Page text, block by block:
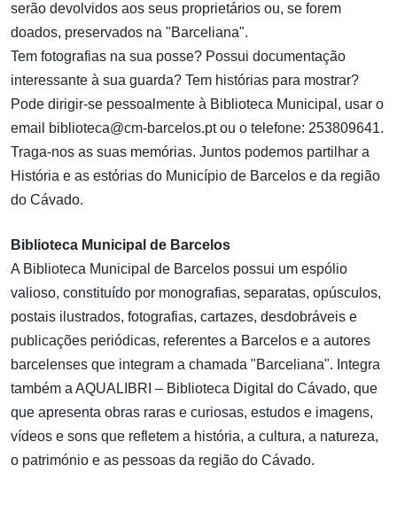
serão devolvidos aos seus proprietários ou, se forem
doados, preservados na "Barceliana".
Tem fotografias na sua posse? Possui documentação
interessante à sua guarda? Tem histórias para mostrar?
Pode dirigir-se pessoalmente à Biblioteca Municipal, usar o
email biblioteca@cm-barcelos.pt ou o telefone: 253809641.
Traga-nos as suas memórias. Juntos podemos partilhar a
História e as estórias do Município de Barcelos e da região
do Cávado.
Biblioteca Municipal de Barcelos
A Biblioteca Municipal de Barcelos possui um espólio
valioso, constituído por monografias, separatas, opúsculos,
postais ilustrados, fotografias, cartazes, desdobráveis e
publicações periódicas, referentes a Barcelos e a autores
barcelenses que integram a chamada "Barceliana". Integra
também a AQUALIBRI – Biblioteca Digital do Cávado, que
que apresenta obras raras e curiosas, estudos e imagens,
vídeos e sons que refletem a história, a cultura, a natureza,
o património e as pessoas da região do Cávado.